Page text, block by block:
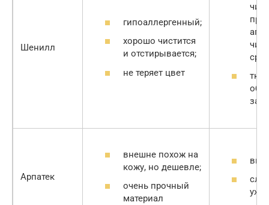
Шенилл
гипоаллергенный;
хорошо чистится
и отстирывается;
не теряет цвет
Арпатек
внешне похож на
кожу, но дешевле;
очень прочный
материал